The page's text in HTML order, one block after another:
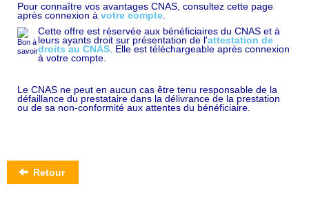
Pour connaître vos avantages CNAS, consultez cette page
après connexion à votre compte.
Cette offre est réservée aux bénéficiaires du CNAS et à
leurs ayants droit sur présentation de l'attestation de
droits au CNAS. Elle est téléchargeable après connexion
à votre compte.
Le CNAS ne peut en aucun cas être tenu responsable de la
défaillance du prestataire dans la délivrance de la prestation
ou de sa non-conformité aux attentes du bénéficiaire.
Retour